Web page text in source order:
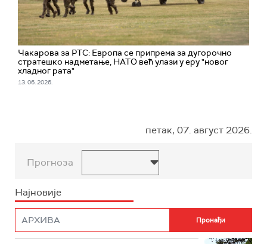
Чакарова за РТС: Европа се припрема за дугорочно
стратешко надметање, НАТО већ улази у еру "новог
хладног рата"
13. 06. 2026.
петак, 07. август 2026.
Прогноза
Најновије